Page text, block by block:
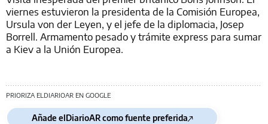
viernes estuvieron la presidenta de la Comisión Europea,
Ursula von der Leyen, y el jefe de la diplomacia, Josep
Borrell. Armamento pesado y trámite express para sumar
a Kiev a la Unión Europea.
PRIORIZA ELDIARIOAR EN GOOGLE
Añade elDiarioAR como fuente preferida